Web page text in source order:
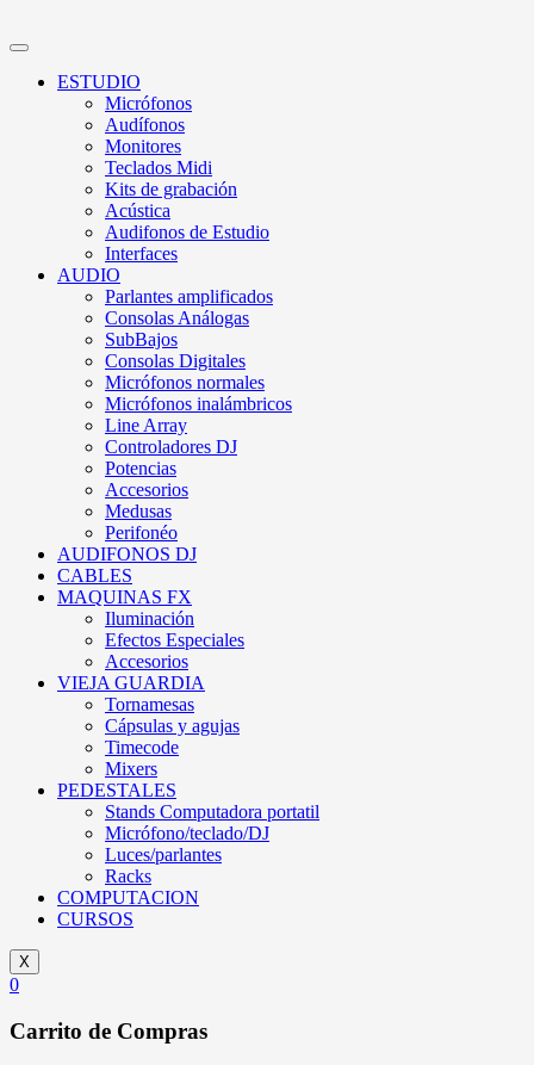
ESTUDIO
Micrófonos
Audífonos
Monitores
Teclados Midi
Kits de grabación
Acústica
Audifonos de Estudio
Interfaces
AUDIO
Parlantes amplificados
Consolas Análogas
SubBajos
Consolas Digitales
Micrófonos normales
Micrófonos inalámbricos
Line Array
Controladores DJ
Potencias
Accesorios
Medusas
Perifonéo
AUDIFONOS DJ
CABLES
MAQUINAS FX
Iluminación
Efectos Especiales
Accesorios
VIEJA GUARDIA
Tornamesas
Cápsulas y agujas
Timecode
Mixers
PEDESTALES
Stands Computadora portatil
Micrófono/teclado/DJ
Luces/parlantes
Racks
COMPUTACION
CURSOS
X
0
Carrito de Compras